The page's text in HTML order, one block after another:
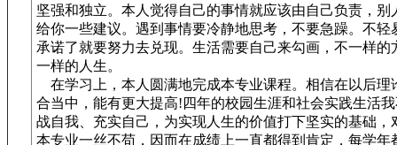
坚强和独立。本人觉得自己的事情就应该由自己负责，别
给你一些建议。遇到事情要冷静地思考，不要急躁。不轻
承诺了就要努力去兑现。生活需要自己来勾画，不一样的
一样的人生。
在学习上，本人圆满地完成本专业课程。相信在以后理
合当中，能有更大提高!四年的校园生涯和社会实践生活
战自我、充实自己，为实现人生的价值打下坚实的基础，
本专业一丝不苟，因而在成绩上一直都得到肯定，每学年